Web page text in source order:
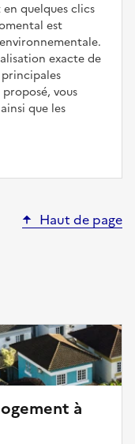
quelques clics
est
exacte de
vous
que les
Haut de page
à